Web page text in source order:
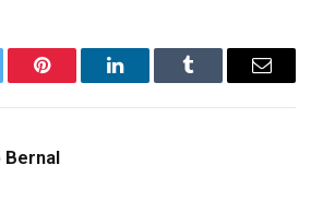
Pinterest LinkedInTumblr Email
Bernal